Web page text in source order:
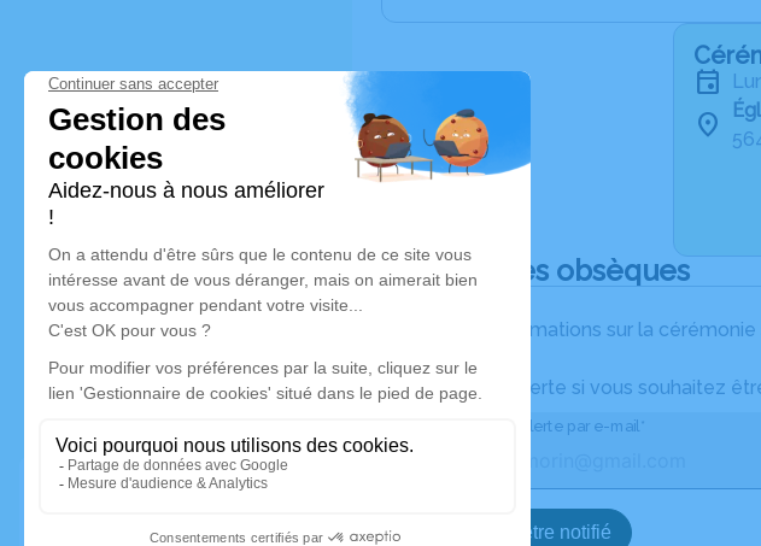
Déroulé des obsèques
Les informations sur la
Activez une alerte si vous souhaitez
Recevoir une alerte par e-mail*
Je veux être notifié